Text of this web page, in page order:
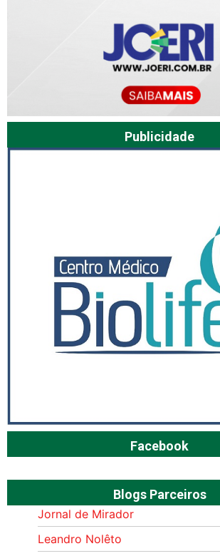
Publicidade
Facebook
Blogs Parceiros
Jornal de Mirador
Leandro Nolêto